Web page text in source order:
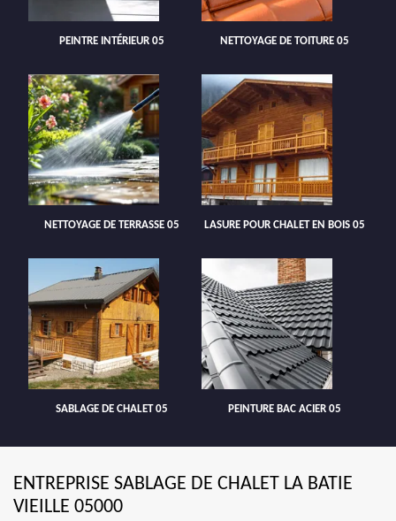
PEINTRE INTÉRIEUR 05 NETTOYAGE DE TOITURE 05
NETTOYAGE DE TERRASSE 05 LASURE POUR CHALET EN BOIS 05
SABLAGE DE CHALET 05 PEINTURE BAC ACIER 05
ENTREPRISE SABLAGE DE CHALET LA BATIE
VIEILLE 05000